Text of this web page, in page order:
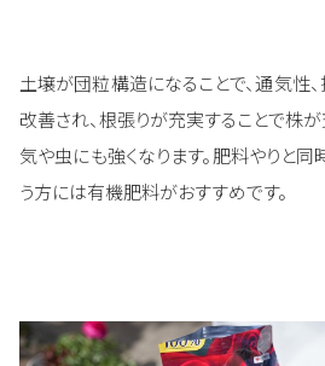
土壌が団粒構造になることで、通気性
改善され、根張りが充実することで株
気や虫にも強くなります。肥料やりと同
う方には有機肥料がおすすめです。